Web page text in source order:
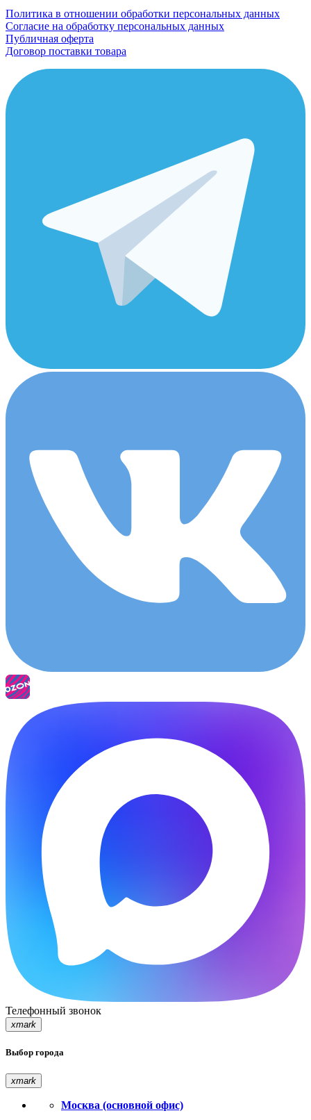
Политика в отношении обработки персональных данных
Согласие на обработку персональных данных
Публичная оферта
Договор поставки товара
Телефонный звонок
xmark
Выбор города
xmark
Москва (основной офис)